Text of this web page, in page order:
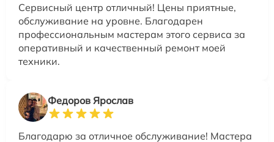
Сервисный центр отличный! Цены приятные,
обслуживание на уровне. Благодарен
профессиональным мастерам этого сервиса за
оперативный и качественный ремонт моей
техники.
Федоров Ярослав
Благодарю за отличное обслуживание! Мастера